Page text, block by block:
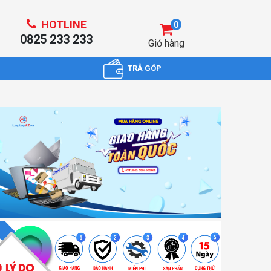
HOTLINE
0825 233 233 Giỏ hàng
0
TRẢ GÓP